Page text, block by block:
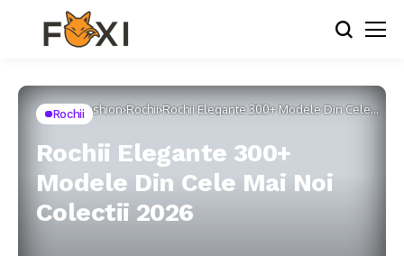
Home Fashion Rochii Rochii Elegante 300+ Modele Din Cele
Rochii
Rochii Elegante 300+
Modele Din Cele Mai Noi
Colectii 2026